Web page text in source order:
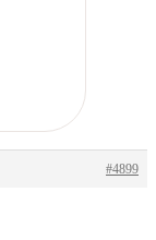
#4899